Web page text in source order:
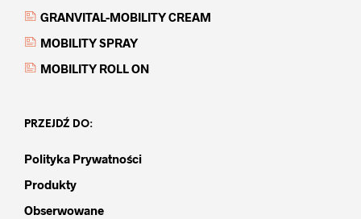
GRANVITAL-MOBILITY CREAM
MOBILITY SPRAY
MOBILITY ROLL ON
PRZEJDŹ DO:
Polityka Prywatności
Produkty
Obserwowane